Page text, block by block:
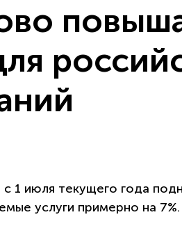
июля текущего года
услуги примерно на 7%.